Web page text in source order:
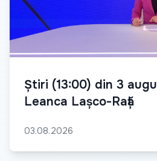
Știri (13:00) din 3
Leanca Lașco-Rață
03.08.2026